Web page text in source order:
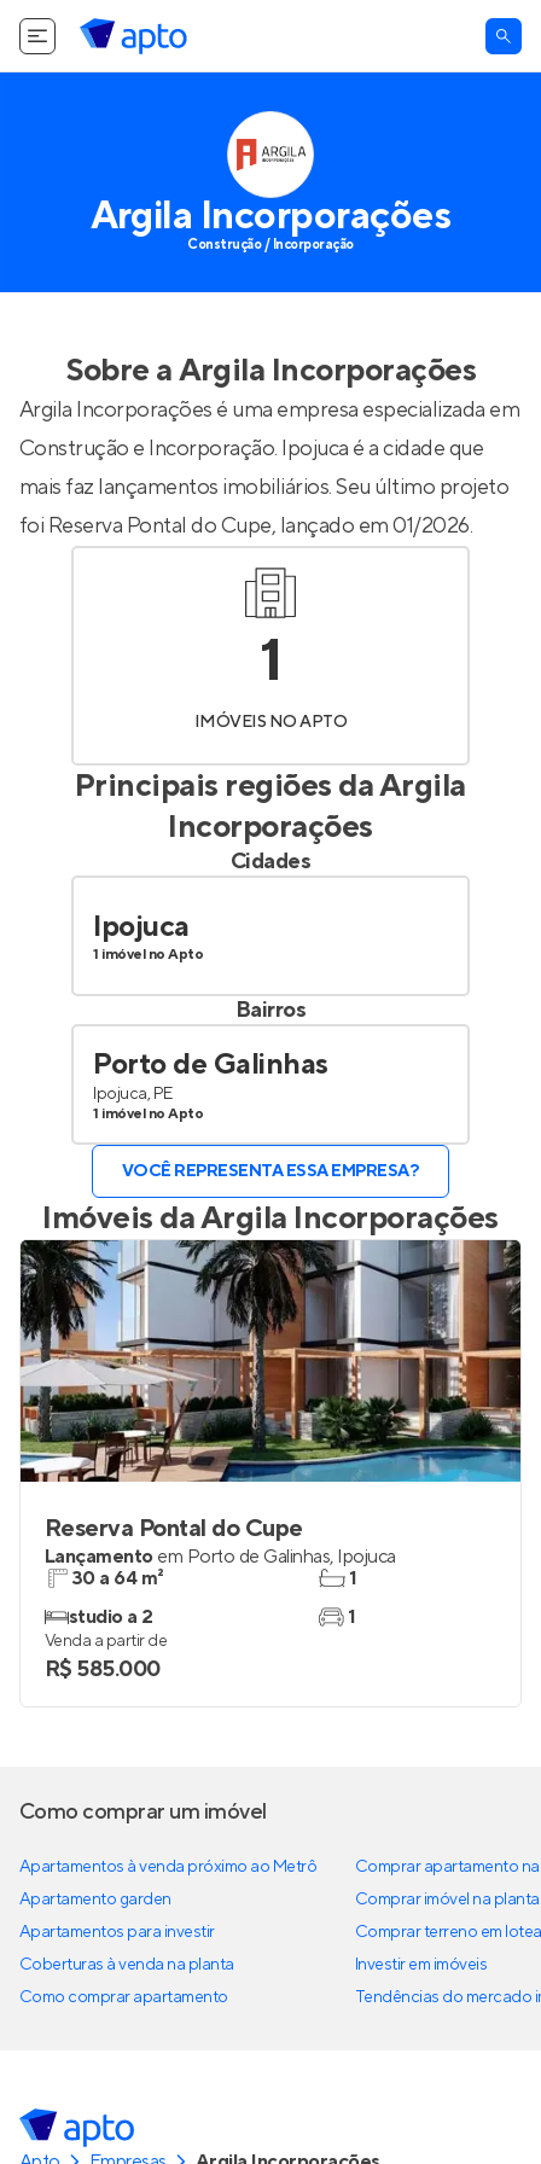
Argila Incorporações
Construção / Incorporação
Sobre aArgila Incorporações
Argila Incorporações é uma empresa especializada em
Construção e Incorporação. Ipojuca é a cidade que
mais faz lançamentos imobiliários. Seu último projeto
foi Reserva Pontal do Cupe, lançado em 01/2026.
1
IMÓVEIS NO APTO
Principais regiões daArgila
Incorporações
Cidades
Ipojuca
1 imóvel no Apto
Bairros
Porto de Galinhas
Ipojuca, PE
1 imóvel no Apto
VOCÊ REPRESENTA ESSA EMPRESA?
Imóveis daArgila Incorporações
Reserva Pontal do Cupe
Lançamento em Porto de Galinhas, Ipojuca
30 a 64 m²
studio a 2
1
1
Venda a partir de
R$ 585.000
Como comprar um imóvel
Apartamentos à venda próximo ao Metrô
Apartamento garden
Apartamentos para investir
Coberturas à venda na planta
Como comprar apartamento
Comprar apartamento
Comprar imóvel na planta
Comprar terreno em
Investir em imóveis
Tendências do mercado